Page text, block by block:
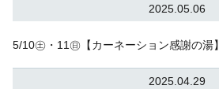
2025.05.06
5/10㊏・11㊐【カーネーション感謝の湯】
2025.04.29